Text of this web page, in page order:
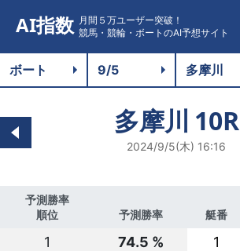
AI指数 月間５万ユーザー突破！
競馬・競輪・ボートのAI予想サイト
多摩川 10R
2024/9/5(木) 16:16
予測勝率
順位
予測勝率 艇番
1 74.5 % 1